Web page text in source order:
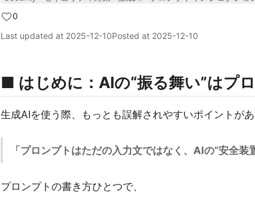
0
Last updated at 2025-12-10Posted at 2025-12-10
■ はじめに：AIの“振る舞い”はプ
生成AIを使う際、もっとも誤解されやすいポイントがあ
「プロンプトはただの入力文ではなく、AIの“安全装
プロンプトの書き方ひとつで、